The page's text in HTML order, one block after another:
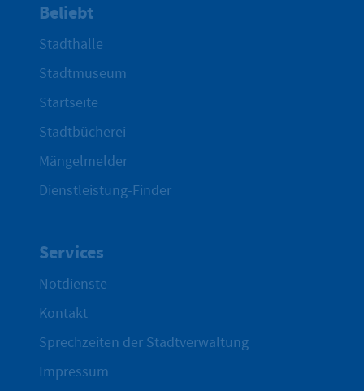
Beliebt
Stadthalle
Stadtmuseum
Startseite
Stadtbücherei
Mängelmelder
Dienstleistung-Finder
Services
Notdienste
Kontakt
Sprechzeiten der Stadtverwaltung
Impressum